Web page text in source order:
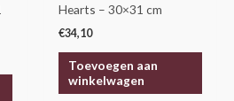
Hearts – 30×31 cm
€34,10
Toevoegen aan
winkelwagen